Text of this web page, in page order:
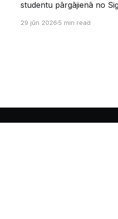
studentu pārgājienā no
bet gan kopīgs vasaras
29 jūn 20265 min read